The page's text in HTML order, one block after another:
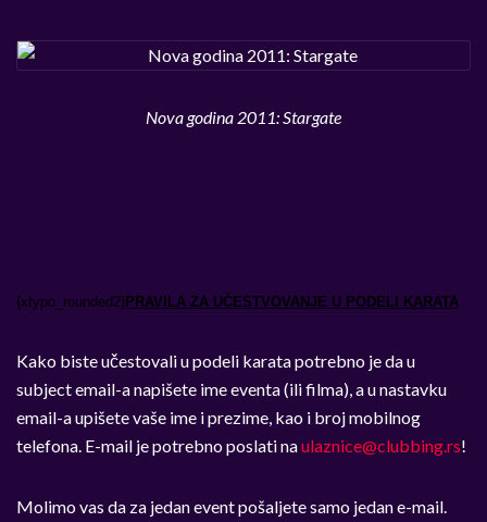
Nova godina 2011: Stargate
{xtypo_rounded2} PRAVILA ZA UČESTVOVANJE U PODELI KARATA
Kako biste učestovali u podeli karata potrebno je da u
subject email-a napišete ime eventa (ili filma), a u nastavku
email-a upišete vaše ime i prezime, kao i broj mobilnog
telefona. E-mail je potrebno poslati naulaznice@clubbing.rs!
Molimo vas da za jedan event pošaljete samo jedan e-mail.